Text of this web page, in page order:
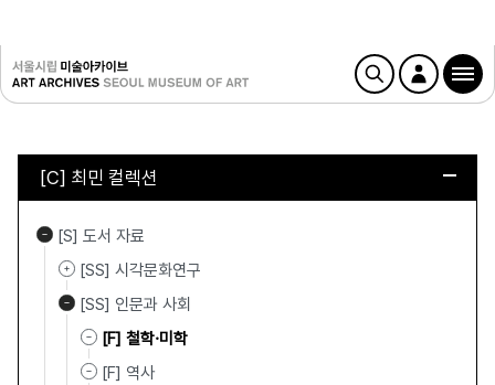
[C] 최민 컬렉션
[S] 도서 자료
[SS] 시각문화연구
[SS] 인문과 사회
[F] 철학·미학
[F] 역사